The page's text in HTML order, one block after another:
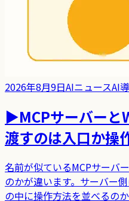
2026年8月9日AIニュースAI
▶MCPサーバーと
渡すのは入口か操
名前が似ているMCPサーバ
のかが違います。サーバー
の中に操作方法を並べるの